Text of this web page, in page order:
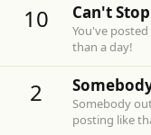
10 Can't
You've
than a day!
2
Somebody
posting like